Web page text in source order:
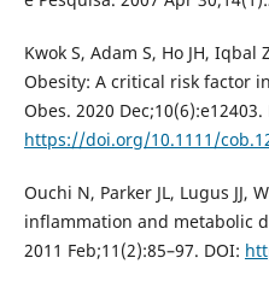
Kwok S, Adam S, Ho JH,
Obesity: A critical risk factor
Obes. 2020 Dec;10(6):e12403.
https://doi.org/10.1111/
Ouchi N, Parker JL, Lugus JJ,
inflammation and metabolic
2011 Feb;11(2):85–97. DOI: